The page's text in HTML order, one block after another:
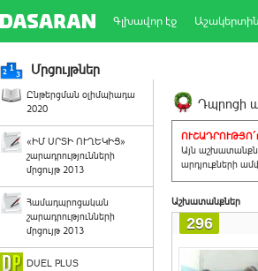
Գլխավոր էջ Աշակերտին
Մրցույթներ
Ընթերցման օլիմպիադա
2020
«ԻՄ ՍՐՏԻ ՈՒՂԵԿԻՑ»
շարադրությունների
մրցույթ 2013
Համադպրոցական
շարադրությունների
մրցույթ 2013
DUEL PLUS
Դպրոցի
Այն
արդյուքների
Աշխատանքներ
296